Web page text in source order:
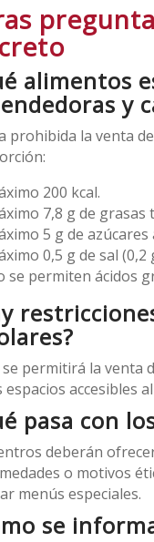
alimentos
y
prohibida la venta
200 kcal.
7,8 g de grasas
5 g de
0,5 g de sal (0,2
se permiten ácidos
se permitirá la venta
espacios accesibles
pasa con
deberán
o motivos
menús especiales.
se